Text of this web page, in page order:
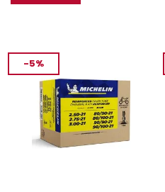
-5%